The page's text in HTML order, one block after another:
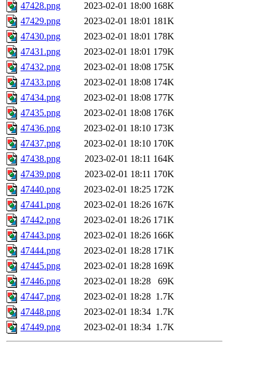
47428.png
2023-02-01 18:00 168K
47429.png
2023-02-01 18:01 181K
47430.png
2023-02-01 18:01 178K
47431.png
2023-02-01 18:01 179K
47432.png
2023-02-01 18:08 175K
47433.png
2023-02-01 18:08 174K
47434.png
2023-02-01 18:08 177K
47435.png
2023-02-01 18:08 176K
47436.png
2023-02-01 18:10 173K
47437.png
2023-02-01 18:10 170K
47438.png
2023-02-01 18:11 164K
47439.png
2023-02-01 18:11 170K
47440.png
2023-02-01 18:25 172K
47441.png
2023-02-01 18:26 167K
47442.png
2023-02-01 18:26 171K
47443.png
2023-02-01 18:26 166K
47444.png
2023-02-01 18:28 171K
47445.png
2023-02-01 18:28 169K
47446.png
2023-02-01 18:28
69K
47447.png
2023-02-01 18:28 1.7K
47448.png
2023-02-01 18:34 1.7K
47449.png
2023-02-01 18:34 1.7K